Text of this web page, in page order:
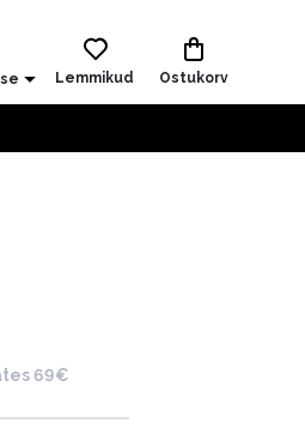
Lemmikud Ostukorv
69€